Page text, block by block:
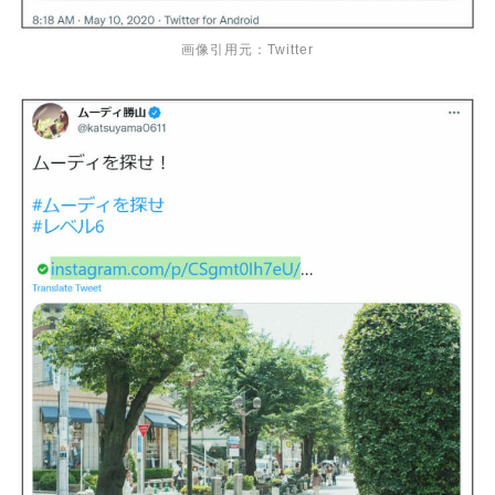
画像引用元：Twitter